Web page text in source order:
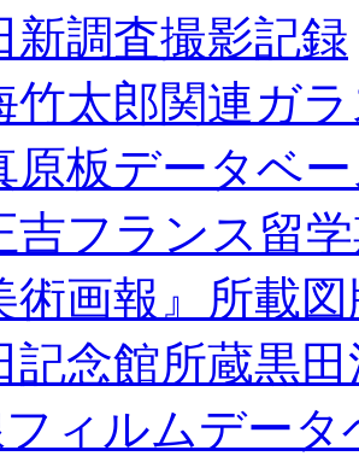
新調査撮影記録
竹太郎関連ガ
原板データベ
吉フランス留
術画報』所載
記念館所蔵黒
ィルムデータ